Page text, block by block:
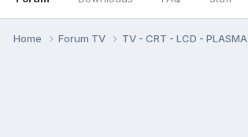
Home Forum TV TV - CRT - LCD - PLASMA